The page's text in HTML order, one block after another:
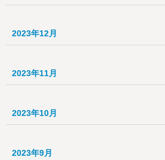
2023年12月
2023年11月
2023年10月
2023年9月